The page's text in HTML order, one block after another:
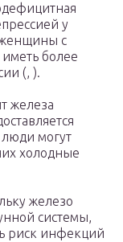
у
с
более
(, ).
железа
могут
холодные
железо
системы,
риск инфекций